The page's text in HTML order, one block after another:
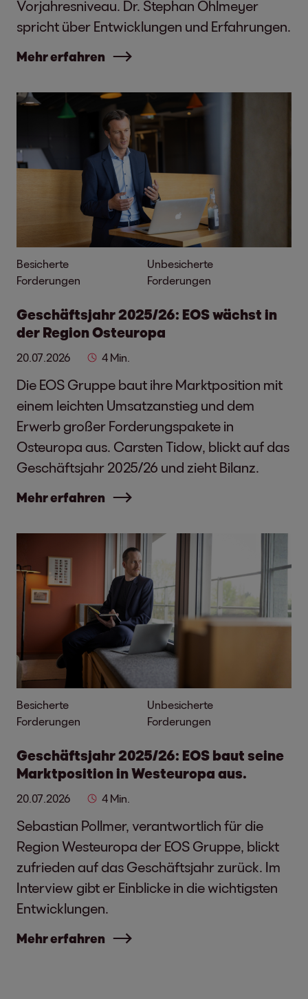
Vorjahresniveau. Dr. Stephan Ohlmeyer
spricht über Entwicklungen und Erfahrungen.
Mehr erfahren
Besicherte
Forderungen
Unbesicherte
Forderungen
Geschäftsjahr 2025/26: EOS wächst in
der Region Osteuropa
20.07.2026 4 Min.
Die EOS Gruppe baut ihre Marktposition mit
einem leichten Umsatzanstieg und dem
Erwerb großer Forderungspakete in
Osteuropa aus. Carsten Tidow, blickt auf das
Geschäftsjahr 2025/26 und zieht Bilanz.
Mehr erfahren
Besicherte
Forderungen
Unbesicherte
Forderungen
Geschäftsjahr 2025/26: EOS baut seine
Marktposition in Westeuropa aus.
20.07.2026 4 Min.
Sebastian Pollmer, verantwortlich für die
Region Westeuropa der EOS Gruppe, blickt
zufrieden auf das Geschäftsjahr zurück. Im
Interview gibt er Einblicke in die wichtigsten
Entwicklungen.
Mehr erfahren